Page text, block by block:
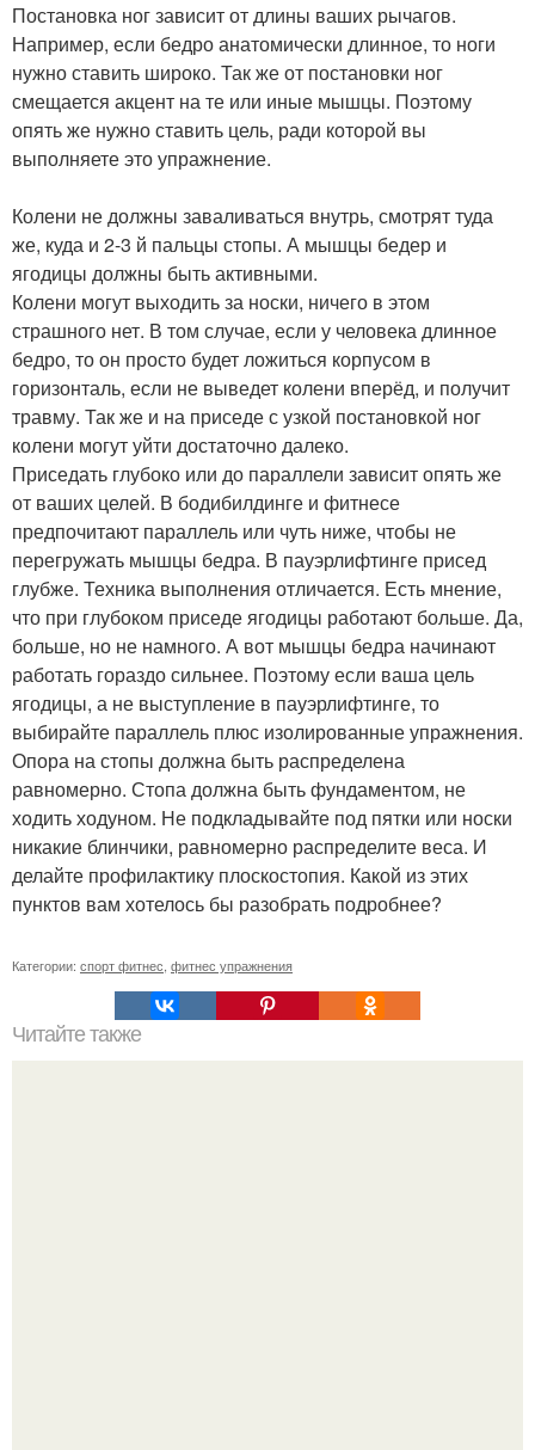
Постановка ног зависит от длины ваших рычагов.
Например, если бедро анатомически длинное, то ноги
нужно ставить широко. Так же от постановки ног
смещается акцент на те или иные мышцы. Поэтому
опять же нужно ставить цель, ради которой вы
выполняете это упражнение.
Колени не должны заваливаться внутрь, смотрят туда
же, куда и 2-3 й пальцы стопы. А мышцы бедер и
ягодицы должны быть активными.
Колени могут выходить за носки, ничего в этом
страшного нет. В том случае, если у человека длинное
бедро, то он просто будет ложиться корпусом в
горизонталь, если не выведет колени вперёд, и получит
травму. Так же и на приседе с узкой постановкой ног
колени могут уйти достаточно далеко.
Приседать глубоко или до параллели зависит опять же
от ваших целей. В бодибилдинге и фитнесе
предпочитают параллель или чуть ниже, чтобы не
перегружать мышцы бедра. В пауэрлифтинге присед
глубже. Техника выполнения отличается. Есть мнение,
что при глубоком приседе ягодицы работают больше. Да,
больше, но не намного. А вот мышцы бедра начинают
работать гораздо сильнее. Поэтому если ваша цель
ягодицы, а не выступление в пауэрлифтинге, то
выбирайте параллель плюс изолированные упражнения.
Опора на стопы должна быть распределена
равномерно. Стопа должна быть фундаментом, не
ходить ходуном. Не подкладывайте под пятки или носки
никакие блинчики, равномерно распределите веса. И
делайте профилактику плоскостопия. Какой из этих
пунктов вам хотелось бы разобрать подробнее?
Категории: спорт фитнес фитнес упражнения
Читайте также